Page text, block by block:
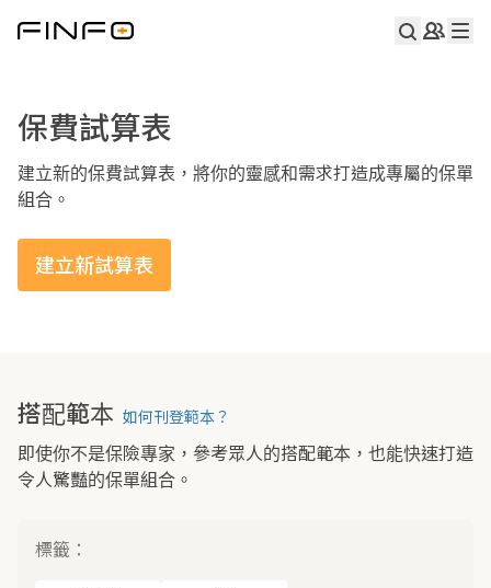
保費試算表
建立新的保費試算表，將你的靈感和需求打造成專屬的保單
組合。
建立新試算表
搭配範本 如何刊登範本？
即使你不是保險專家，參考眾人的搭配範本，也能快速打造
令人驚豔的保單組合。
標籤：